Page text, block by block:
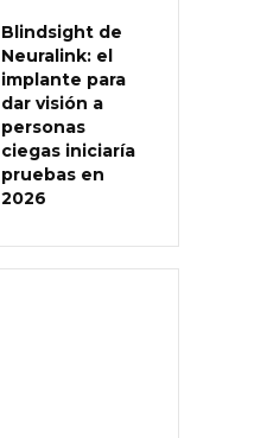
Blindsight de
Neuralink: el
implante para
dar visión a
personas
ciegas iniciaría
pruebas en
2026